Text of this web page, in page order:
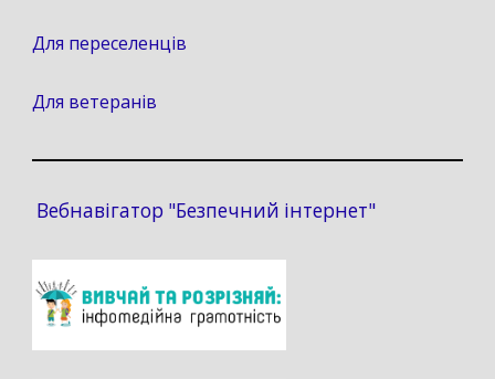
Для переселенців
Для ветеранів
Вебнавігатор "Безпечний інтернет"